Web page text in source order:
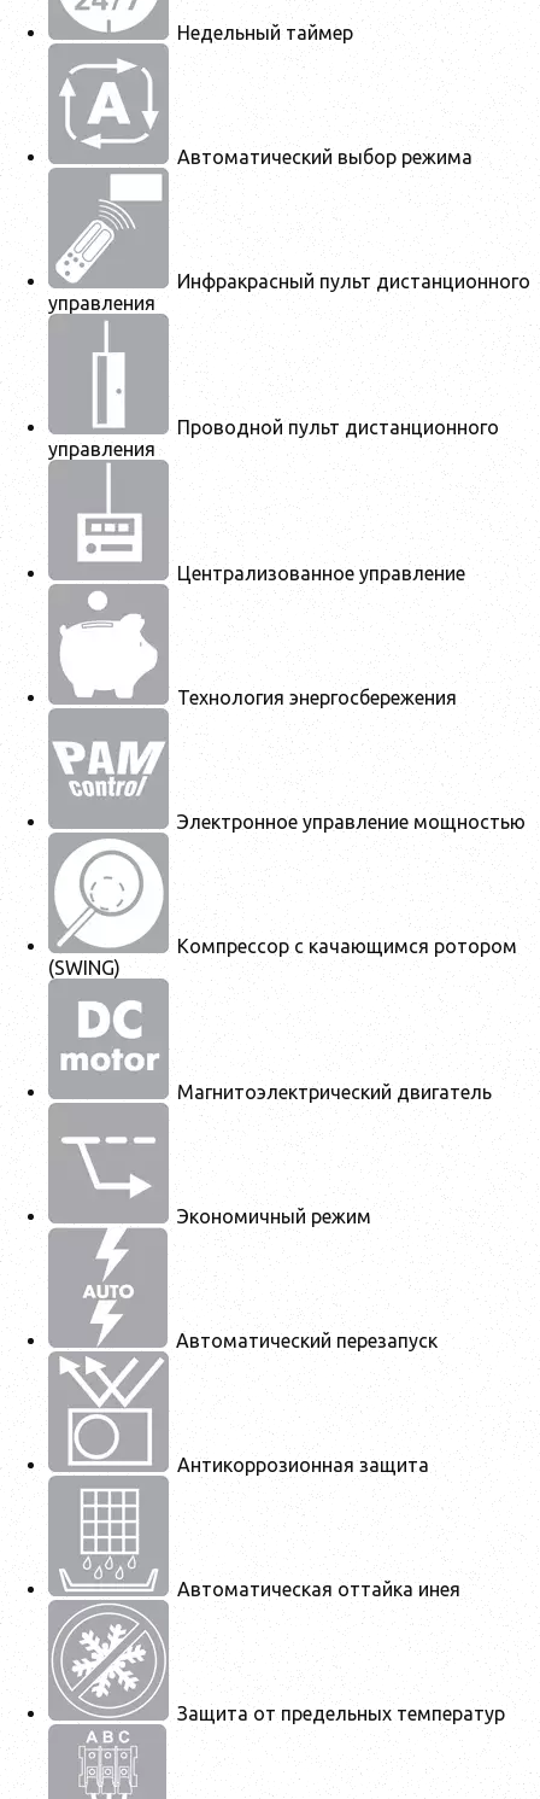
Недельный таймер
Автоматический выбор режима
Инфракрасный пульт дистанционного
управления
Проводной пульт дистанционного
управления
Централизованное управление
Технология энергосбережения
Электронное управление мощностью
Компрессор с качающимся ротором
(SWING)
Магнитоэлектрический двигатель
Экономичный режим
Автоматический перезапуск
Антикоррозионная защита
Автоматическая оттайка инея
Защита от предельных температур